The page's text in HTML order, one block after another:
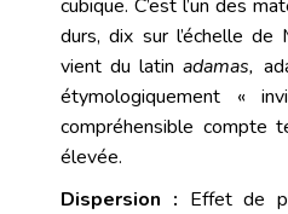
cubique. C’est l’un des
durs, dix sur l’échelle
vient du latinadamas,
étymologiquement «
compréhensible compte
élevée.
Dispersion : Effet de